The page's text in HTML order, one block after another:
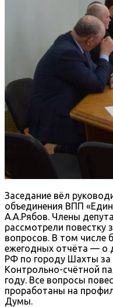
Заседание вёл
объединения ВПП
А.А.Рябов. Члены
рассмотрели повестку
вопросов. В том числе
ежегодных отчёта — о
РФ по городу Шахты за
Контрольно-счётной
году. Все вопросы
проработаны на
Думы.